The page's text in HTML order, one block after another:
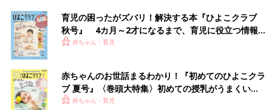
育児の困ったがズバリ！解決する本『ひよこクラブ
秋号』 4カ月～2才になるまで、育児に役立つ情報が
いっぱい！
赤ちゃん・育児
赤ちゃんのお世話まるわかり！『初めてのひよこクラ
ブ 夏号』〈巻頭大特集〉初めての授乳がうまくい
く！ おっぱい・ミルクの基本と夏のトラブル 解決テ
赤ちゃん・育児